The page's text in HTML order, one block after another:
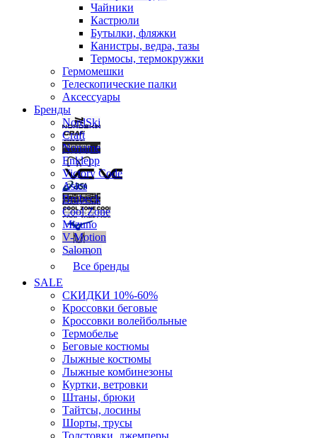
Чайники
Кастрюли
Бутылки, фляжки
Канистры, ведра, тазы
Термосы, термокружки
Гермомешки
Телескопические палки
Аксессуары
Бренды
NordSki
Craft
Noname
Enklepp
Victory Code
Asics
Brubeck
Cool Zone
Mizuno
V-Motion
Salomon
Все бренды
SALE
СКИДКИ 10%-60%
Кроссовки беговые
Кроссовки волейбольные
Термобелье
Беговые костюмы
Лыжные костюмы
Лыжные комбинезоны
Куртки, ветровки
Штаны, брюки
Тайтсы, лосины
Шорты, трусы
Толстовки, джемперы